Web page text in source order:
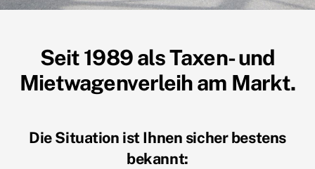
Seit 1989 als Taxen- und
Mietwagenverleih am Markt.
Die Situation ist Ihnen sicher bestens
bekannt: